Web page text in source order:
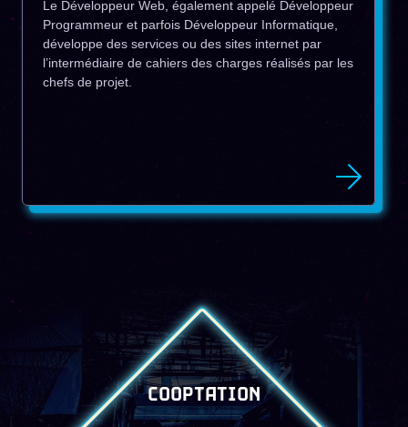
Le Développeur Web, également appelé Développeur
Programmeur et parfois Développeur Informatique,
développe des services ou des sites internet par
l’intermédiaire de cahiers des charges réalisés par les
chefs de projet.
COOPTATION